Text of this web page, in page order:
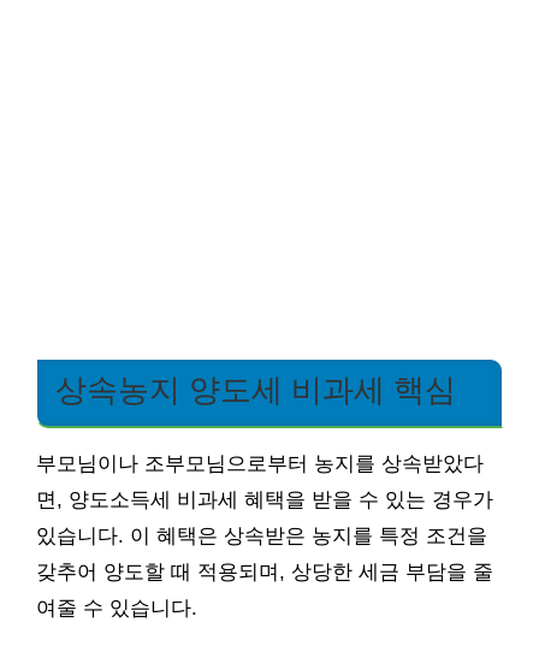
상속농지 양도세 비과세 핵심
부모님이나 조부모님으로부터 농지를 상속받았다
면, 양도소득세 비과세 혜택을 받을 수 있는 경우가
있습니다. 이 혜택은 상속받은 농지를 특정 조건을
갖추어 양도할 때 적용되며, 상당한 세금 부담을 줄
여줄 수 있습니다.